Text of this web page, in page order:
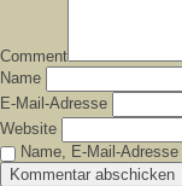
Comment
Name
E-Mail-Adresse
Website
Name, E-Mail-